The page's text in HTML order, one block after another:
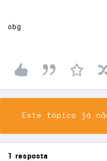
obg
Este tópico já
1 resposta